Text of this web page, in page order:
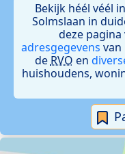
Bekijk héél véél
Solmslaan in
deze
adresgegevens van
de RVO en
huishoudens,